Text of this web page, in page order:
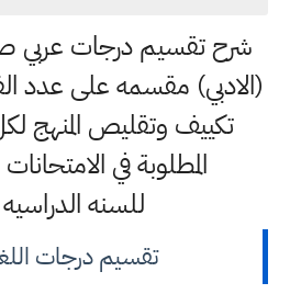
شرح تقسيم درجات
(الادبي) مقسمه على عدد
تكييف وتقليص المنهج لكل
المطلوبة في الامتحانات
للسنه الدراسيه ٢٠٢٢
تقسيم درجات